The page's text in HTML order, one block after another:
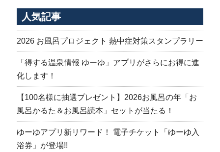
人気記事
2026 お風呂プロジェクト 熱中症対策スタンプラリー
「得する温泉情報 ゆーゆ」アプリがさらにお得に進
化します！
【100名様に抽選プレゼント】2026お風呂の年「お
風呂かるた＆お風呂読本」セットが当たる！
ゆーゆアプリ新リワード！ 電子チケット「ゆーゆ入
浴券」が登場!!